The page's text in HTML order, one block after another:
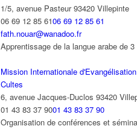
1/5, avenue Pasteur 93420 Villepinte
06 69 12 85 6106 69 12 85 61
fath.nouar@wanadoo.fr
Apprentissage de la langue arabe de
Mission Internationale
Cultes
6, avenue Jacques-Duclos 93420
01 43 83 37 9001 43 83 37 90
Organisation de conférences et